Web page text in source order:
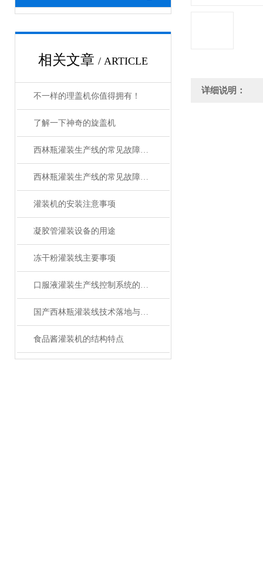
相关文章 / ARTICLE
不一样的理盖机你值得拥有！
了解一下神奇的旋盖机
西林瓶灌装生产线的常见故障及解决方法有哪些？
西林瓶灌装生产线的常见故障及应对要点
灌装机的安装注意事项
凝胶管灌装设备的用途
冻干粉灌装线主要事项
口服液灌装生产线控制系统的设计与仿真
国产西林瓶灌装线技术落地与生产痛点探析——基于淼昶MC-XLP-2D系列设备的实践研究
食品酱灌装机的结构特点
详细说明：